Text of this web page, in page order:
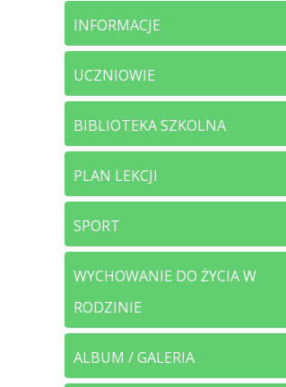
INFORMACJE
UCZNIOWIE
BIBLIOTEKA SZKOLNA
PLAN LEKCJI
SPORT
WYCHOWANIE DO ŻYCIA W
RODZINIE
ALBUM / GALERIA